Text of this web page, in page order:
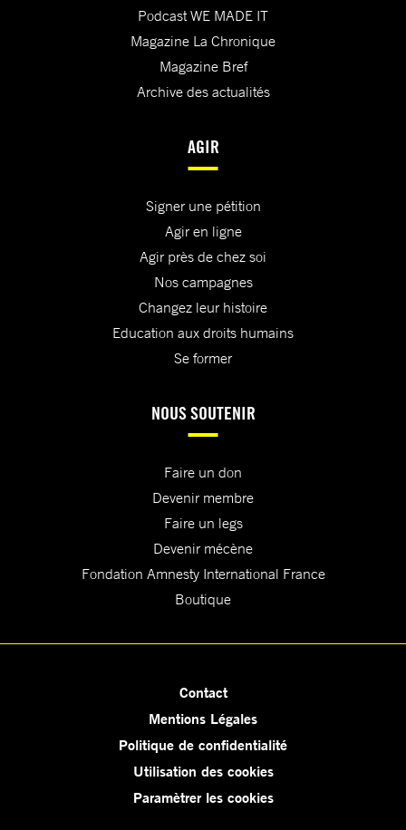
Podcast WE MADE IT
Magazine La Chronique
Magazine Bref
Archive des actualités
AGIR
Signer une pétition
Agir en ligne
Agir près de chez soi
Nos campagnes
Changez leur histoire
Education aux droits humains
Se former
NOUS SOUTENIR
Faire un don
Devenir membre
Faire un legs
Devenir mécène
Fondation Amnesty International France
Boutique
Contact
Mentions Légales
Politique de confidentialité
Utilisation des cookies
Paramètrer les cookies